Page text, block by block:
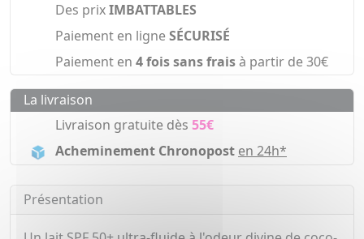
Des prixIMBATTABLES
Paiement en ligneSÉCURISÉ
Paiement en 4 fois sans fraisà partir de 30€
La livraison
Livraison gratuite dès 55€
Acheminement Chronopost en 24h*
Présentation